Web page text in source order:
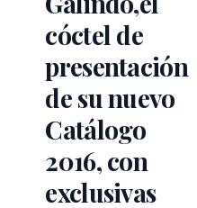
cóctel de
presentación
de su nuevo
Catálogo
2016, con
exclusivas